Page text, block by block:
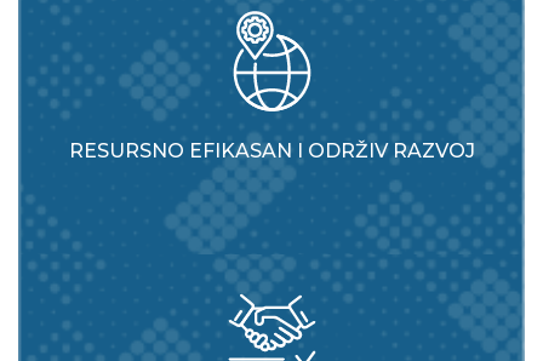
RESURSNO EFIKASAN I ODRŽIV RAZVOJ